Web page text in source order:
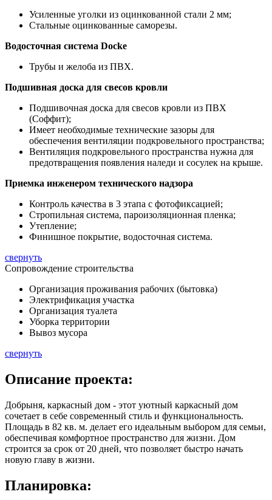
Усиленные уголки из оцинкованной стали 2 мм;
Стальные оцинкованные саморезы.
Водосточная система Docke
Трубы и желоба из ПВХ.
Подшивная доска для свесов кровли
Подшивочная доска для свесов кровли из ПВХ
(Соффит);
Имеет необходимые технические зазоры для
обеспечения вентиляции подкровельного пространства;
Вентиляция подкровельного пространства нужна для
предотвращения появления наледи и сосулек на крыше.
Приемка инженером технического надзора
Контроль качества в 3 этапа с фотофиксацией;
Стропильная система, пароизоляционная пленка;
Утепление;
Финишное покрытие, водосточная система.
свернуть
Сопровождение строительства
Организация проживания рабочих (бытовка)
Электрификация участка
Организация туалета
Уборка территории
Вывоз мусора
свернуть
Описание проекта:
Добрыня, каркасный дом - этот уютный каркасный дом
сочетает в себе современный стиль и функциональность.
Площадь в 82 кв. м. делает его идеальным выбором для семьи,
обеспечивая комфортное пространство для жизни. Дом
строится за срок от 20 дней, что позволяет быстро начать
новую главу в жизни.
Планировка: